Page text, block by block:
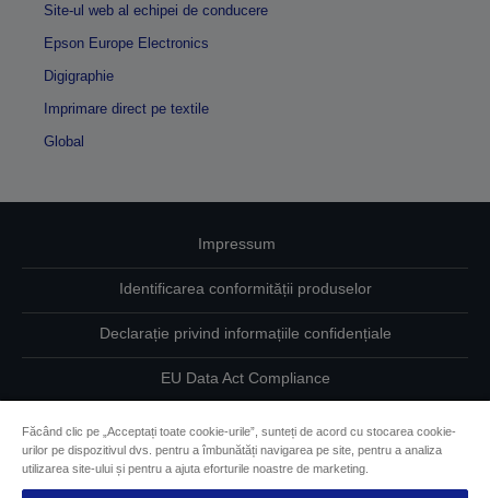
Site-ul web al echipei de conducere
Epson Europe Electronics
Digigraphie
Imprimare direct pe textile
Global
Impressum
Identificarea conformității produselor
Declarație privind informațiile confidențiale
EU Data Act Compliance
Informaţii despre modulele cookie
Făcând clic pe „Acceptați toate cookie-urile”, sunteți de acord cu stocarea cookie-
urilor pe dispozitivul dvs. pentru a îmbunătăți navigarea pe site, pentru a analiza
utilizarea site-ului și pentru a ajuta eforturile noastre de marketing.